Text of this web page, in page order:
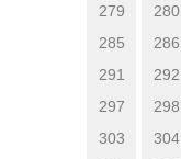
279
280
285
286
291
292
297
298
303
304